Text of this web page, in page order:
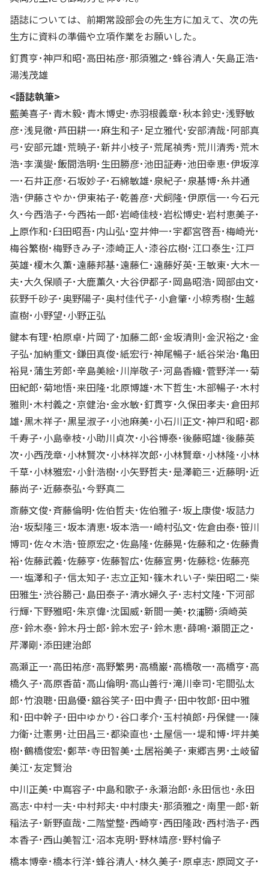
語誌については、前期常設部会の先生方に加えて、次の先
生方に資料の準備や立項作業をお願いした。
釘貫亨･神戸和昭･高田祐彦･那須雅之･蜂谷清人･矢島正浩･
湯浅茂雄
<語誌執筆>
藍美喜子･青木毅･青木博史･赤羽根義章･秋本鈴史･浅野敏
彦･浅見徹･芦田耕一･麻生和子･足立雅代･安部清哉･阿部真
弓･安部元雄･荒暁子･新井小枝子･荒尾禎秀･荒川清秀･荒木
浩･李漢燮･飯間浩明･生田勝彦･池田証寿･池田幸恵･伊坂淳
一･石井正彦･石坂妙子･石綿敏雄･泉紀子･泉基博･糸井通
浩･伊藤さやか･伊東祐子･乾善彦･犬飼隆･伊原信一･今石元
久･今西浩子･今西祐一郎･岩崎佳枝･岩松博史･岩村恵美子･
上原作和･臼田昭吾･内山弘･空井伸一･宇都宮啓吾･梅崎光･
梅谷繁樹･梅野きみ子･漆崎正人･漆谷広樹･江口泰生･江戸
英雄･榎木久薫･遠藤邦基･遠藤仁･遠藤好英･王敏東･大木一
夫･大久保順子･大鹿薫久･大谷伊都子･岡島昭浩･岡部由文･
荻野千砂子･奥野陽子･奥村佳代子･小倉肇･小椋秀樹･生越
直樹･小野望･小野正弘
鍵本有理･柏原卓･片岡了･加藤二郎･金坂清則･金沢裕之･金
子弘･加納重文･鎌田真俊･紙宏行･神尾暢子･紙谷栄治･亀田
裕見･蒲生芳郎･辛島美絵･川岸敬子･河島香織･菅野洋一･菊
田紀郎･菊地悟･来田隆･北原博雄･木下哲生･木部暢子･木村
雅則･木村義之･京健治･金水敏･釘貫亨･久保田孝夫･倉田邦
雄･黒木祥子･黒星淑子･小池麻美･小石川正文･神戸和昭･郡
千寿子･小島幸枝･小助川貞次･小谷博泰･後藤昭雄･後藤英
次･小西茂章･小林賢次･小林祥次郎･小林賢章･小林隆･小林
千草･小林雅宏･小針浩樹･小矢野哲夫･是澤範三･近藤明･近
藤尚子･近藤泰弘･今野真二
斎藤文俊･斉藤倫明･佐伯哲夫･佐伯雅子･坂上康俊･坂詰力
治･坂梨隆三･坂本清恵･坂本浩一･崎村弘文･佐倉由泰･笹川
博司･佐々木浩･笹原宏之･佐島隆･佐藤晃･佐藤和之･佐藤貴
裕･佐藤武義･佐藤亨･佐藤智広･佐藤宣男･佐藤稔･佐藤亮
一･塩澤和子･信太知子･志立正知･篠木れい子･柴田昭二･柴
田雅生･渋谷勝己･島田泰子･清水婦久子･志村文隆･下河部
行輝･下野雅昭･朱京偉･沈国威･新間一美･
勝･須崎英
彦･鈴木泰･鈴木丹士郎･鈴木宏子･鈴木恵･薛鳴･瀬間正之･
芹澤剛･添田建治郎
高瀬正一･高田祐彦･高野繁男･高橋巌･高橋敬一･高橋亨･高
橋久子･高原香苗･高山倫明･高山善行･滝川幸司･宅間弘太
郎･竹浪聰･田島優･舘谷笑子･田中貴子･田中牧郎･田中雅
和･田中幹子･田中ゆかり･谷口孝介･玉村禎郎･丹保健一･陳
力衛･辻憲男･辻田昌三･都染直也･土屋信一･堤和博･坪井美
樹･鶴橋俊宏･鄭苹･寺田智美･土居裕美子･東郷吉男･土岐留
美江･友定賢治
中川正美･中嶌容子･中島和歌子･永瀬治郎･永田信也･永田
高志･中村一夫･中村邦夫･中村康夫･那須雅之･南里一郎･新
稲法子･新野直哉･二階堂整･西崎亨･西田隆政･西村浩子･西
本香子･西山美智江･沼本克明･野林靖彦･野村倫子
橋本博幸･橋本行洋･蜂谷清人･林久美子･原卓志･原岡文子･